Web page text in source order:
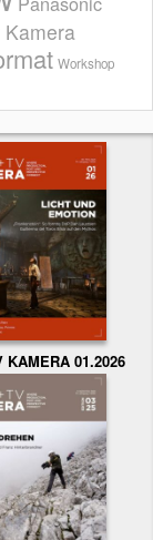
Kamera
Workshop
KAMERA 01.2026